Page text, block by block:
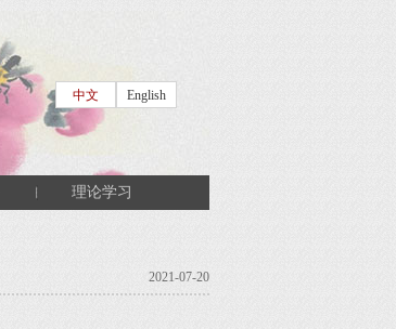
English
中文
理论学习
2021-07-20